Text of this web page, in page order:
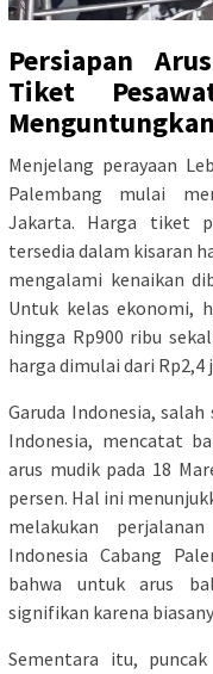
Persiapan
Tiket
Menguntungkan
Menjelang perayaan
Palembang mulai
Jakarta. Harga tiket
tersedia dalam kisaran
mengalami kenaikan
Untuk kelas ekonomi,
hingga Rp900 ribu
harga dimulai dari Rp2,4
Garuda Indonesia,
Indonesia, mencatat
arus mudik pada 18
persen. Hal ini
melakukan
Indonesia Cabang
bahwa untuk arus
signifikan karena
Sementara itu,